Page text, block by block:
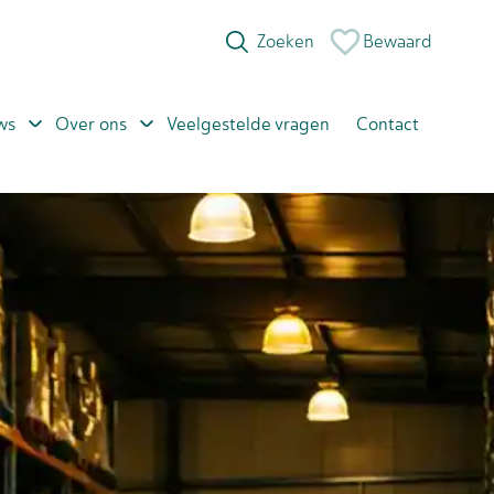
Bewaard
Over ons Veelgestelde vragen Contact